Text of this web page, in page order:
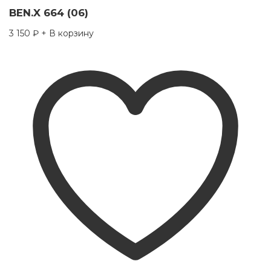
BEN.X 664 (06)
3 150 ₽ + В корзину